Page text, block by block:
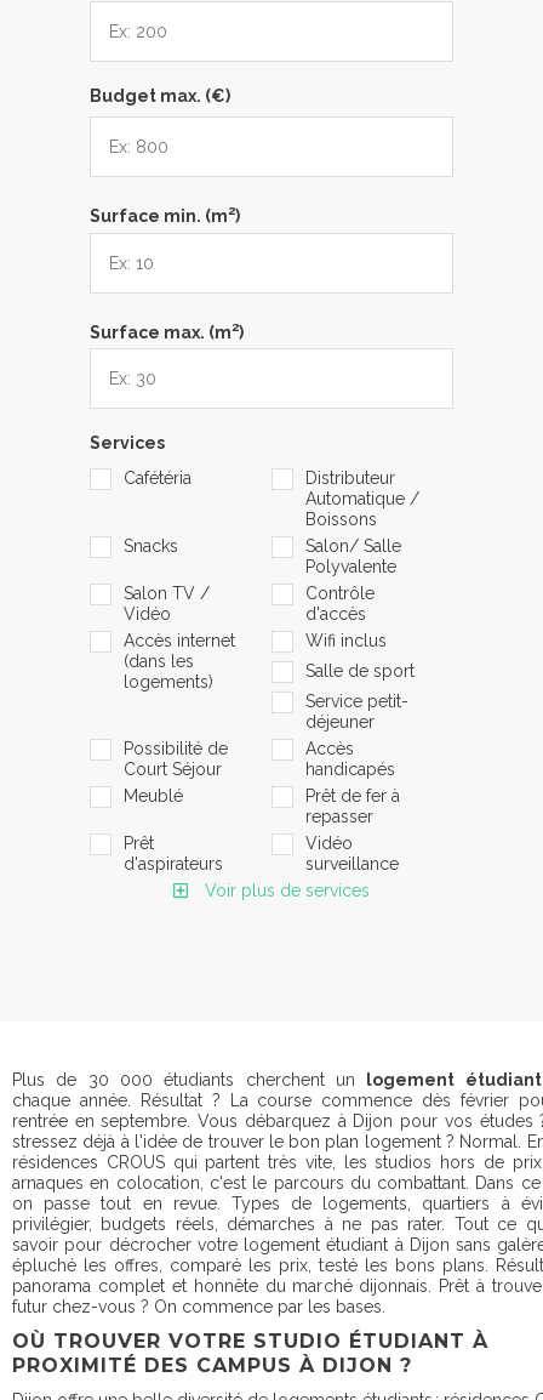
Budget max. (€)
Surface min. (m2)
Surface max. (m2)
Services
Cafétéria
Distributeur
Automatique /
Boissons
Snacks
Salon/ Salle
Polyvalente
Salon TV /
Vidéo
Contrôle
d'accès
Accès internet
(dans les
logements)
Wifi inclus
Salle de sport
Service petit-
déjeuner
Possibilité de
Court Séjour
Accès
handicapés
Meublé
Prêt de fer à
repasser
Prêt
d'aspirateurs
Vidéo
surveillance
Voir plus de services
Plus de 30 000 étudiants cherchent un logement
chaque année. Résultat ? La course commence dès février
rentrée en septembre. Vous débarquez à Dijon pour vos études
stressez déjà à l'idée de trouver le bon plan logement ? Normal.
résidences CROUS qui partent très vite, les studios hors de
arnaques en colocation, c'est le parcours du combattant. Dans
on passe tout en revue. Types de logements, quartiers à
privilégier, budgets réels, démarches à ne pas rater. Tout ce
savoir pour décrocher votre logement étudiant à Dijon sans
épluché les offres, comparé les prix, testé les bons plans.
panorama complet et honnête du marché dijonnais. Prêt à
futur chez-vous ? On commence par les bases.
OÙ TROUVER VOTRE STUDIO ÉTUDIANT À
PROXIMITÉ DES CAMPUS À DIJON ?